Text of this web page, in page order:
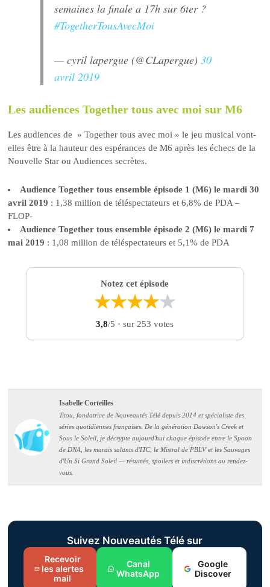
semaines la finale a 17h sur 6ter ?
#TogetherTousAvecMoi
— cyril lapergue (@CLapergue)30
avril 2019
Les audiences Together tous avec moi sur M6
Les audiences de » Together tous avec moi » le jeu musical vont-
elles être à la hauteur des espérances de M6 après les échecs de la
Nouvelle Star ou Audiences secrètes.
Audience Together tous ensemble épisode 1 (M6) le mardi 30
avril 2019 : 1,38 million de téléspectateurs et 6,8% de PDA –
FLOP-
Audience Together tous ensemble épisode 2 (M6) le mardi 7
mai 2019 : 1,08 million de téléspectateurs et 5,1% de PDA
Notez cet épisode
★★★★★
3,8/5 · sur 253 votes
Isabelle Corteilles
Titou, fondatrice de Nouveautés Télé depuis 2014 et spécialiste des
séries quotidiennes françaises. De la génération Dawson's Creek et
Sous le Soleil, je décrypte aujourd'hui chaque épisode entre le Spoon
de DNA, les marais salants d'ITC, le Mistral de PBLV et les Sauvages
d'Un Si Grand Soleil — résumés, spoilers et indiscrétions au rendez-
vous.
Suivez Nouveautés Télé sur
Recevoir
les alertes
mail
Canal
WhatsApp
Google
Discover